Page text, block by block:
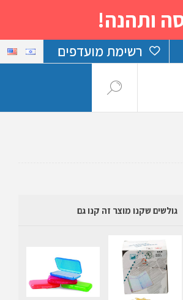
רשימת מועדפים
גולשים שקנו מוצר זה קנו גם